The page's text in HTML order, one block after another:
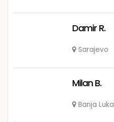
Damir R.
Sarajevo
Milan B.
Banja Luka